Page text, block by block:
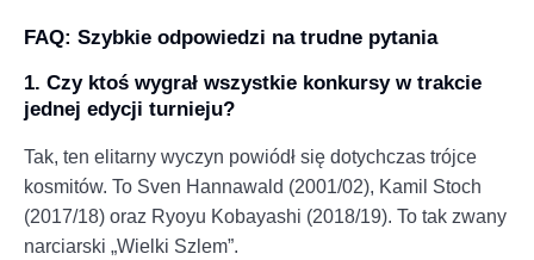
FAQ: Szybkie odpowiedzi na trudne pytania
1. Czy ktoś wygrał wszystkie konkursy w trakcie
jednej edycji turnieju?
Tak, ten elitarny wyczyn powiódł się dotychczas trójce
kosmitów. To Sven Hannawald (2001/02), Kamil Stoch
(2017/18) oraz Ryoyu Kobayashi (2018/19). To tak zwany
narciarski „Wielki Szlem”.